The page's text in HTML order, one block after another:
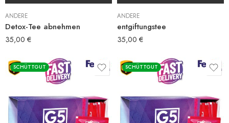
ANDERE
Detox-Tee abnehmen
35,00 €
ANDERE
entgiftungstee
35,00 €
SCHÜTTGUT SCHÜTTGUT